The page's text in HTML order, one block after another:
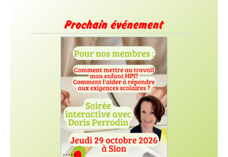
Prochain événement